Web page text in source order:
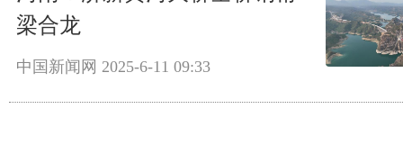
梁合龙
中国新闻网 2025-6-11 09:33